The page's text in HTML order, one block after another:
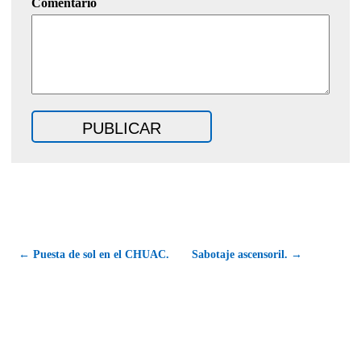
← Puesta de sol en el CHUAC. Sabotaje ascensoril. →